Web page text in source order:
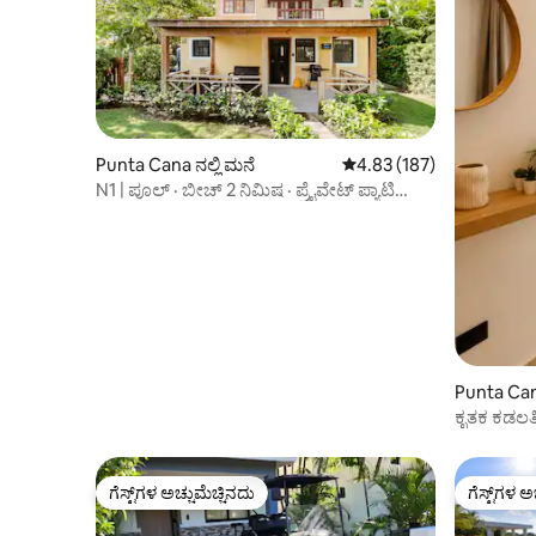
Punta Cana ನಲ್ಲಿ ಮನೆ 5 ರಲ್ಲಿ 4.83 ಸರಾಸರಿ
4.83 (187)
N1 | ಪೂಲ್ · ಬೀಚ್ 2 ನಿಮಿಷ · ಪ್ರೈವೇಟ್ ಪ್ಯಾಟಿಯೋ
Punta
ಕೃತಕ
ಗೆಸ್ಟ್‌ಗಳ ಅಚ್ಚುಮೆಚ್ಚಿನದು
ಗೆಸ್ಟ್‌ಗಳ ಅಚ್ಚುಮೆಚ್ಚಿನದು ಗೆಸ್ಟ್‌ಗಳ
ಗೆಸ್ಟ್‌ಗಳ